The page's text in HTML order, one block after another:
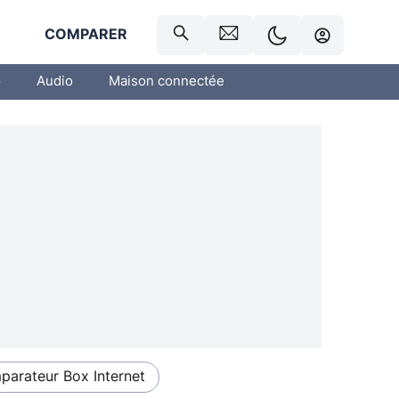
COMPARER
Audio Maison connectée
Box Internet